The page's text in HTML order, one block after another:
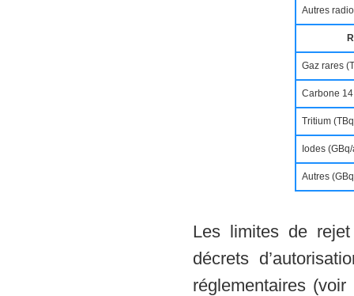
Autres
Gaz rares
Carbone
Tritium
Iodes
Autres
Les limites de
décrets
réglementaires